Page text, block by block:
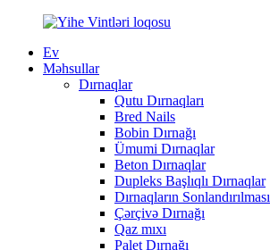
Ev
Məhsullar
Dırnaqlar
Qutu Dırnaqları
Bred Nails
Bobin Dırnağı
Ümumi Dırnaqlar
Beton Dırnaqlar
Dupleks Başlıqlı Dırnaqlar
Dırnaqların Sonlandırılması
Çərçivə Dırnağı
Qaz mıxı
Palet Dırnağı